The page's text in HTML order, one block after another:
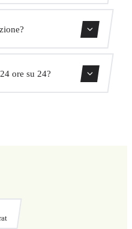
di ritiro senza costi
fino a 24 ore prima del
ore su 24?